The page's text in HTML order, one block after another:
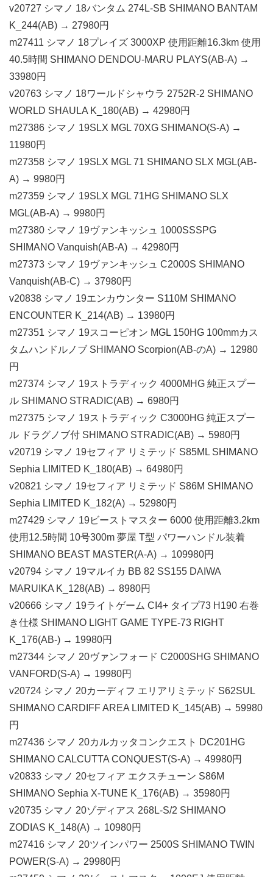
v20727 シマノ 18バンタム 274L-SB SHIMANO BANTAM
K_244(AB) → 27980円
m27411 シマノ 18プレイズ 3000XP 使用距離16.3km 使用
40.5時間 SHIMANO DENDOU-MARU PLAYS(AB-A) →
33980円
v20763 シマノ 18ワールドシャウラ 2752R-2 SHIMANO
WORLD SHAULA K_180(AB) → 42980円
m27386 シマノ 19SLX MGL 70XG SHIMANO(S-A) →
11980円
m27358 シマノ 19SLX MGL 71 SHIMANO SLX MGL(AB-
A) → 9980円
m27359 シマノ 19SLX MGL 71HG SHIMANO SLX
MGL(AB-A) → 9980円
m27380 シマノ 19ヴァンキッシュ 1000SSSPG
SHIMANO Vanquish(AB-A) → 42980円
m27373 シマノ 19ヴァンキッシュ C2000S SHIMANO
Vanquish(AB-C) → 37980円
v20838 シマノ 19エンカウンター S110M SHIMANO
ENCOUNTER K_214(AB) → 13980円
m27351 シマノ 19スコーピオン MGL 150HG 100mmカス
タムハンドルノブ SHIMANO Scorpion(AB-のA) → 12980
円
m27374 シマノ 19ストラディック 4000MHG 純正スプー
ル SHIMANO STRADIC(AB) → 6980円
m27375 シマノ 19ストラディック C3000HG 純正スプー
ル ドラグノブ付 SHIMANO STRADIC(AB) → 5980円
v20719 シマノ 19セフィア リミテッド S85ML SHIMANO
Sephia LIMITED K_180(AB) → 64980円
v20821 シマノ 19セフィア リミテッド S86M SHIMANO
Sephia LIMITED K_182(A) → 52980円
m27429 シマノ 19ビーストマスター 6000 使用距離3.2km
使用12.5時間 10号300m 夢屋 T型 パワーハンドル装着
SHIMANO BEAST MASTER(A-A) → 109980円
v20794 シマノ 19マルイカ BB 82 SS155 DAIWA
MARUIKA K_128(AB) → 8980円
v20666 シマノ 19ライトゲーム CI4+ タイプ73 H190 右巻
き仕様 SHIMANO LIGHT GAME TYPE-73 RIGHT
K_176(AB-) → 19980円
m27344 シマノ 20ヴァンフォード C2000SHG SHIMANO
VANFORD(S-A) → 19980円
v20724 シマノ 20カーディフ エリアリミテッド S62SUL
SHIMANO CARDIFF AREA LIMITED K_145(AB) → 59980
円
m27436 シマノ 20カルカッタコンクエスト DC201HG
SHIMANO CALCUTTA CONQUEST(S-A) → 49980円
v20833 シマノ 20セフィア エクスチューン S86M
SHIMANO Sephia X-TUNE K_176(AB) → 35980円
v20735 シマノ 20ゾディアス 268L-S/2 SHIMANO
ZODIAS K_148(A) → 10980円
m27416 シマノ 20ツインパワー 2500S SHIMANO TWIN
POWER(S-A) → 29980円